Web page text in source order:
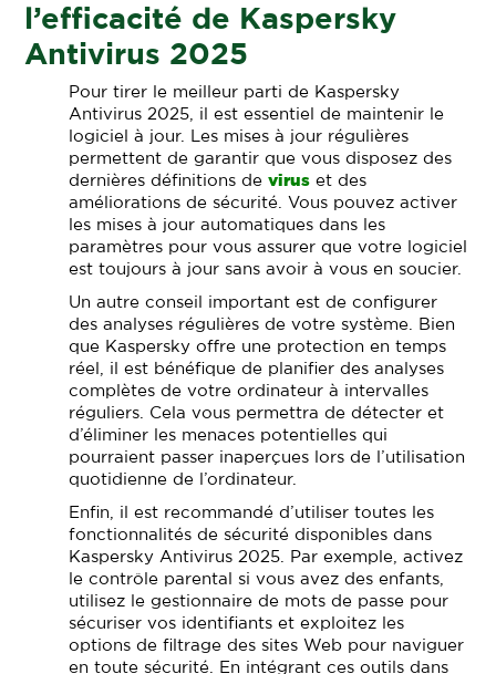
l’efficacité de Kaspersky
Antivirus 2025
Pour tirer le meilleur parti de Kaspersky
Antivirus 2025, il est essentiel de maintenir le
logiciel à jour. Les mises à jour régulières
permettent de garantir que vous disposez des
dernières définitions devirus et des
améliorations de sécurité. Vous pouvez activer
les mises à jour automatiques dans les
paramètres pour vous assurer que votre logiciel
est toujours à jour sans avoir à vous en soucier.
Un autre conseil important est de configurer
des analyses régulières de votre système. Bien
que Kaspersky offre une protection en temps
réel, il est bénéfique de planifier des analyses
complètes de votre ordinateur à intervalles
réguliers. Cela vous permettra de détecter et
d’éliminer les menaces potentielles qui
pourraient passer inaperçues lors de l’utilisation
quotidienne de l’ordinateur.
Enfin, il est recommandé d’utiliser toutes les
fonctionnalités de sécurité disponibles dans
Kaspersky Antivirus 2025. Par exemple, activez
le contrôle parental si vous avez des enfants,
utilisez le gestionnaire de mots de passe pour
sécuriser vos identifiants et exploitez les
options de filtrage des sites Web pour naviguer
en toute sécurité. En intégrant ces outils dans